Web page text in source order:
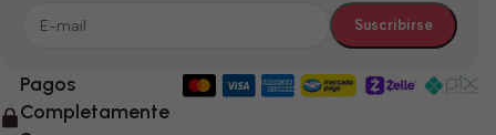
Pagos
Completamente